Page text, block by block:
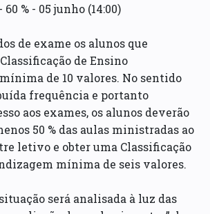
% - 05 junho (14:00)
de exame os alunos que
de Ensino
de 10 valores. No sentido
frequência e portanto
aos exames, os alunos deverão
50 % das aulas ministradas ao
letivo e obter uma Classificação
mínima de seis valores.
será analisada à luz das